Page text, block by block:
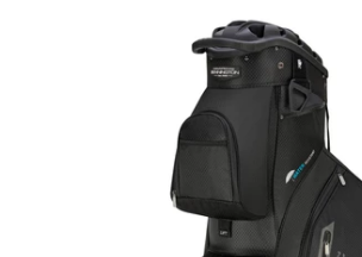
Značky
Golfové hole
Oblečení